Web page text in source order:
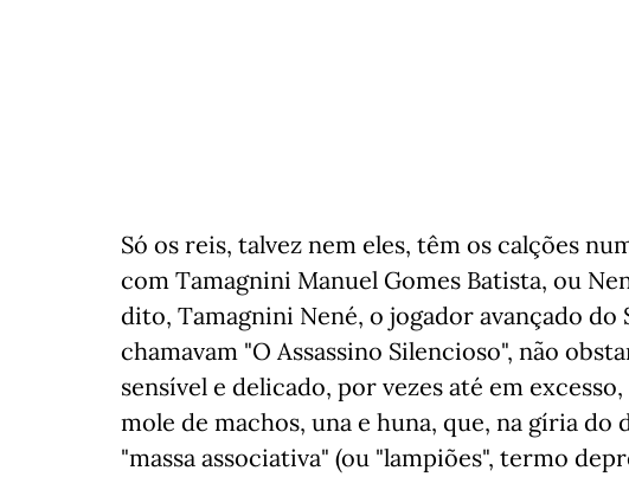
Só os reis, talvez nem eles, têm os calções
com Tamagnini Manuel Gomes Batista, ou
dito, Tamagnini Nené, o jogador avançado do
chamavam "O Assassino Silencioso", não
sensível e delicado, por vezes até em
mole de machos, una e huna, que, na gíria
"massa associativa" (ou "lampiões", termo